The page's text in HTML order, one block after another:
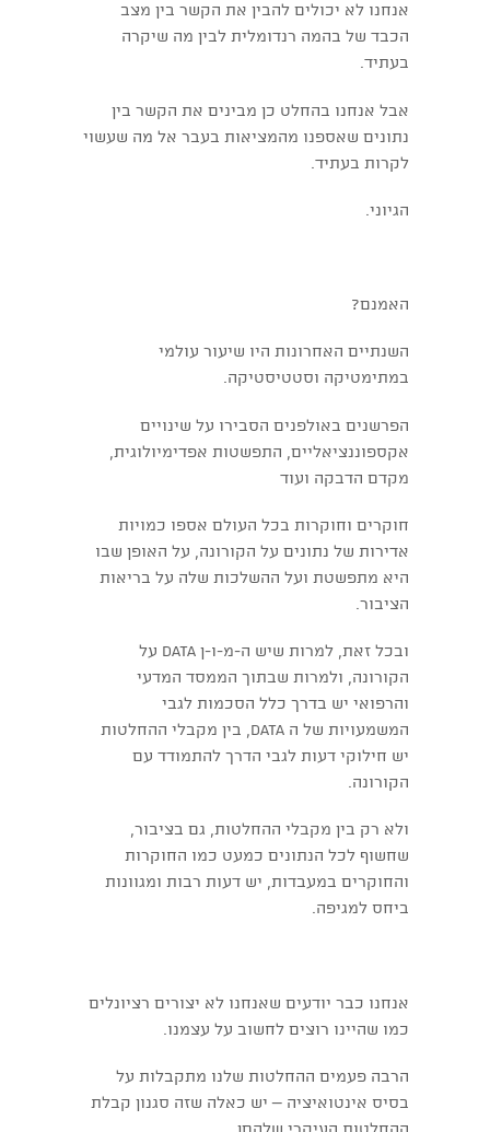
אנחנו לא יכולים להבין את הקשר בין מצב
הכבד של בהמה רנדומלית לבין מה שיקרה
בעתיד.
אבל אנחנו בהחלט כן מבינים את הקשר בין
נתונים שאספנו מהמציאות בעבר אל מה שעשוי
לקרות בעתיד.
הגיוני.
האמנם?
השנתיים האחרונות היו שיעור עולמי
במתימטיקה וסטטיסטיקה.
הפרשנים באולפנים הסבירו על שינויים
אקספוננציאליים, התפשטות אפדימיולוגית,
מקדם הדבקה ועוד
חוקרים וחוקרות בכל העולם אספו כמויות
אדירות של נתונים על הקורונה, על האופן שבו
היא מתפשטת ועל ההשלכות שלה על בריאות
הציבור.
ובכל זאת, למרות שיש ה-מ-ו-ן data על
הקורונה, ולמרות שבתוך הממסד המדעי
והרפואי יש בדרך כלל הסכמות לגבי
המשמעויות של ה data, בין מקבלי ההחלטות
יש חילוקי דעות לגבי הדרך להתמודד עם
הקורונה.
ולא רק בין מקבלי ההחלטות, גם בציבור,
שחשוף לכל הנתונים כמעט כמו החוקרות
והחוקרים במעבדות, יש דעות רבות ומגוונות
ביחס למגיפה.
אנחנו כבר יודעים שאנחנו לא יצורים רציונלים
כמו שהיינו רוצים לחשוב על עצמנו.
הרבה פעמים ההחלטות שלנו מתקבלות על
בסיס אינטואיציה – יש כאלה שזה סגנון קבלת